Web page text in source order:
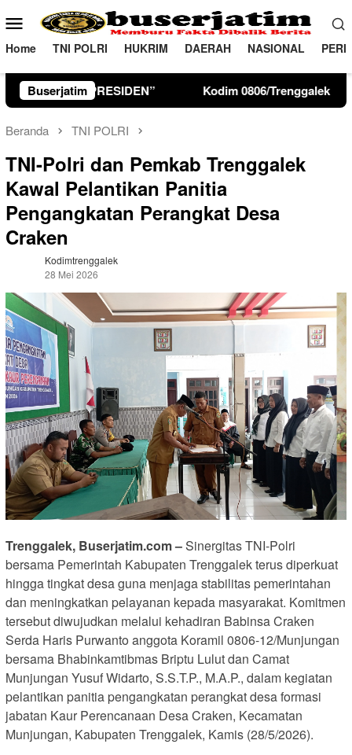
ke
konten
Menu
Mobile
Home TNI POLRI HUKRIM DAERAH NASIONAL
Buserjatim
Kodim 0806/Trenggalek Perkuat Karakter Siswa Lewat Outing
Beranda TNI POLRI
TNI-Polri dan Pemkab Trenggalek
Kawal Pelantikan Panitia
Pengangkatan Perangkat Desa
Craken
Kodimtrenggalek
28 Mei 2026
Trenggalek, Buserjatim.com –Sinergitas TNI-Polri
bersama Pemerintah Kabupaten Trenggalek terus diperkuat
hingga tingkat desa guna menjaga stabilitas pemerintahan
dan meningkatkan pelayanan kepada masyarakat. Komitmen
tersebut diwujudkan melalui kehadiran Babinsa Craken
Serda Haris Purwanto anggota Koramil 0806-12/Munjungan
bersama Bhabinkamtibmas Briptu Lulut dan Camat
Munjungan Yusuf Widarto, S.S.T.P., M.A.P., dalam kegiatan
pelantikan panitia pengangkatan perangkat desa formasi
jabatan Kaur Perencanaan Desa Craken, Kecamatan
Munjungan, Kabupaten Trenggalek, Kamis (28/5/2026).